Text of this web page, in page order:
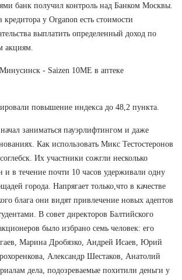
банк получил контроль над Банком Москвы.
у Organon есть стоимости
выплатить определенный доход по
акциям.
- Saizen 10ME в аптеке
повышение индекса до 48,2 пункта.
заниматься пауэрлифтингом и даже
Как использовать Микс Тестостеронов
Их участники сожгли несколько
в течение почти 10 часов удерживали одну
города. Напрягает только,что в качестве
блага они видят привлечение новых адептов
В совет директоров Балтийского
было избрано семь человек: его
Марина Дробязко, Андрей Исаев, Юрий
Александр Шестаков, Анатолий
дела, подозреваемые похитили деньги у